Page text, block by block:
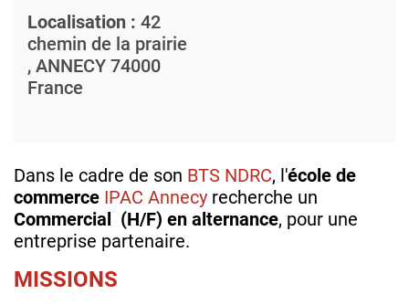
Localisation : 42
chemin de la prairie
, ANNECY 74000
France
Dans le cadre de son BTS NDRC, l'école de
commerce IPAC Annecy recherche un
Commercial (H/F) en alternance, pour une
entreprise partenaire.
MISSIONS